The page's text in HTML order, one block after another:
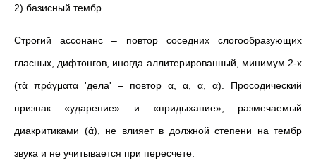
2) базисный тембр.
Строгий ассонанс – повтор соседних слогообразующих
гласных, дифтонгов, иногда аллитерированный, минимум 2-х
(τὰ πράγματα 'дела' – повтор α, α, α, α). Просодический
признак «ударение» и «придыхание», размечаемый
диакритиками (ά), не влияет в должной степени на тембр
звука и не учитывается при пересчете.